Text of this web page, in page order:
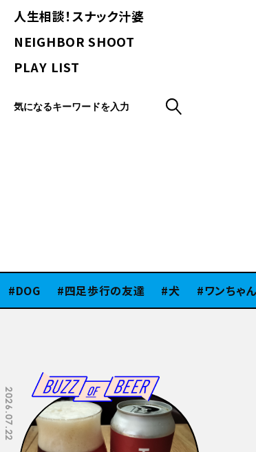
人生相談！スナック汁婆
NEIGHBOR SHOOT
PLAY LIST
DOG 四足歩行の友達 犬 ワンちゃん
2026.07.08